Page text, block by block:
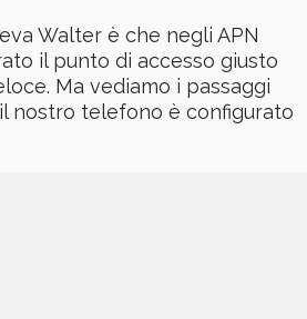
Walter è che negli APN
il punto di accesso giusto
Ma vediamo i passaggi
nostro telefono è configurato